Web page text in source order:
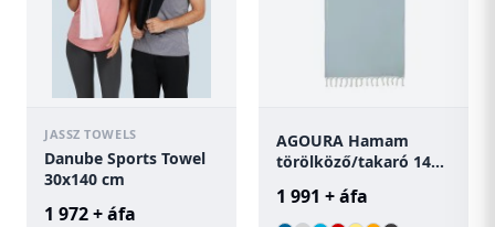
JASSZ TOWELS
Danube Sports Towel
30x140 cm
1 972 + áfa
AGOURA Hamam
törölköző/takaró 140
1 991 + áfa